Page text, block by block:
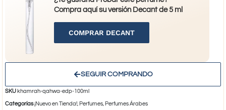
Compra aquí su versión Decant de 5 ml
COMPRAR DECANT
SEGUIR COMPRANDO
SKU khamrah-qahwa-edp-100ml
Categorías¡Nuevo en Tienda!, Perfumes, Perfumes Árabes